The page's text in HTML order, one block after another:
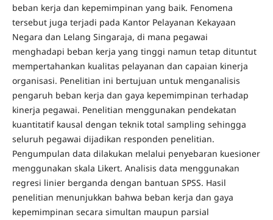
beban kerja dan kepemimpinan yang baik. Fenomena
tersebut juga terjadi pada Kantor Pelayanan Kekayaan
Negara dan Lelang Singaraja, di mana pegawai
menghadapi beban kerja yang tinggi namun tetap dituntut
mempertahankan kualitas pelayanan dan capaian kinerja
organisasi. Penelitian ini bertujuan untuk menganalisis
pengaruh beban kerja dan gaya kepemimpinan terhadap
kinerja pegawai. Penelitian menggunakan pendekatan
kuantitatif kausal dengan teknik total sampling sehingga
seluruh pegawai dijadikan responden penelitian.
Pengumpulan data dilakukan melalui penyebaran kuesioner
menggunakan skala Likert. Analisis data menggunakan
regresi linier berganda dengan bantuan SPSS. Hasil
penelitian menunjukkan bahwa beban kerja dan gaya
kepemimpinan secara simultan maupun parsial